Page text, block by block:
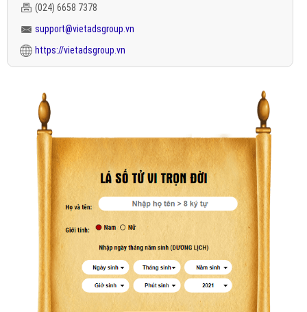
(024) 6658 7378
support@vietadsgroup.vn
https://vietadsgroup.vn